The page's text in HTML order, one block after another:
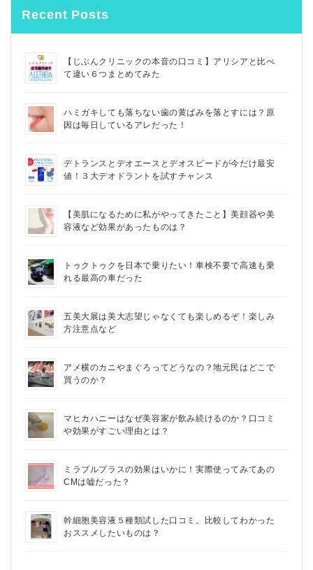
Recent Posts
【じぶんクリニックの本音の口コミ】アリシアと比べ
て違い６つまとめてみた
ハミガキしても落ちない歯の黄ばみを落とすには？原
因は毎日しているアレだった！
デトランスとデオエースとデオスピードが今だけ最安
値！３大デオドラントを試すチャンス
【美肌になるために私がやってきたこと】美顔器や美
容液など効果があったものは？
トゥクトゥクを日本で乗りたい！車検不要で高速も乗
れる最高の車だった
五美大展は美大志望じゃなくても楽しめるぞ！楽しみ
方注意点など
アメ横のカニやまぐろってどうなの？地元民はどこで
買うのか？
マヒカハニーはなぜ美容家が飲み続けるのか？口コミ
や効果がすごい理由とは？
ミラブルプラスの効果はいかに！実際使ってみてあの
CMは嘘だった？
幹細胞美容液５種類試した口コミ。比較してわかった
おススメしたいものは？